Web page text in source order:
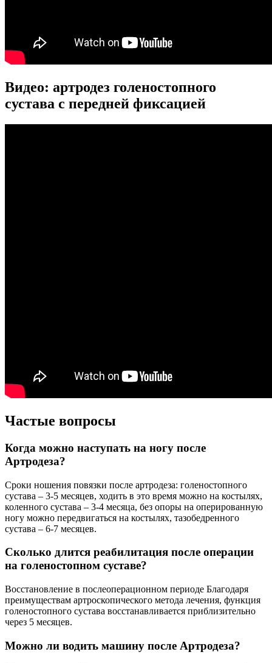
Видео: артродез голеностопного
сустава с передней фиксацией
Частые вопросы
Когда можно наступать на ногу после
Артродеза?
Сроки ношения повязки после артродеза: голеностопного
сустава – 3-5 месяцев, ходить в это время можно на костылях,
коленного сустава – 3-4 месяца, без опоры на оперированную
ногу можно передвигаться на костылях, тазобедренного
сустава – 6-7 месяцев.
Сколько длится реабилитация после операции
на голеностопном суставе?
Восстановление в послеоперационном периоде Благодаря
преимуществам артроскопического метода лечения, функция
голеностопного сустава восстанавливается приблизительно
через 5 месяцев.
Можно ли водить машину после Артродеза?